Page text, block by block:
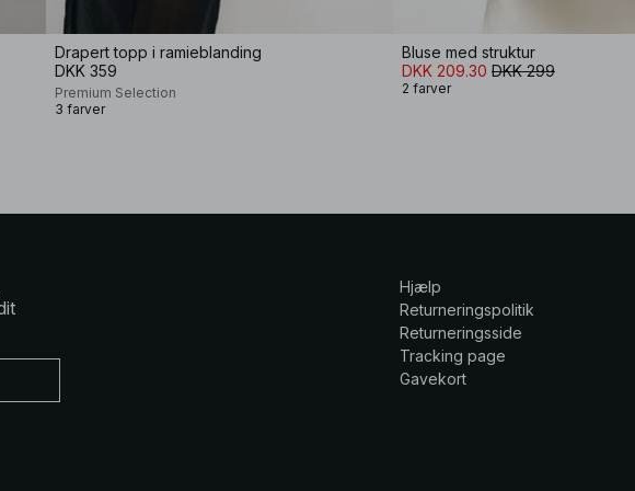
Drapert topp i ramieblanding
DKK 359
Premium Selection
3 farver
Bluse med struktur
DKK 209.30 DKK 299
2 farver
Hjælp
Returneringspolitik
Returneringsside
Tracking page
Gavekort